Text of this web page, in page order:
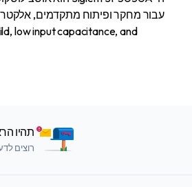
עבור מחקר ופיתוח מתקדמים,
low input capacitance, and
תהיו
רוצים